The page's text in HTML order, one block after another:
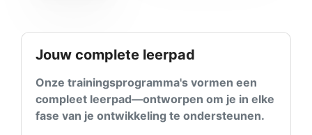
Jouw complete leerpad
Onze trainingsprogramma's vormen een
compleet leerpad—ontworpen om je in elke
fase van je ontwikkeling te ondersteunen.